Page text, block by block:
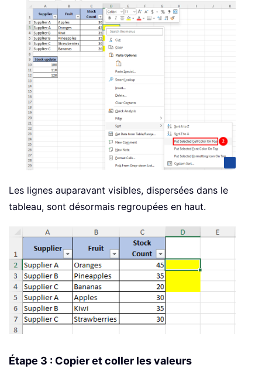
Les lignes auparavant visibles, dispersées dans le
tableau, sont désormais regroupées en haut.
Étape 3 : Copier et coller les valeurs